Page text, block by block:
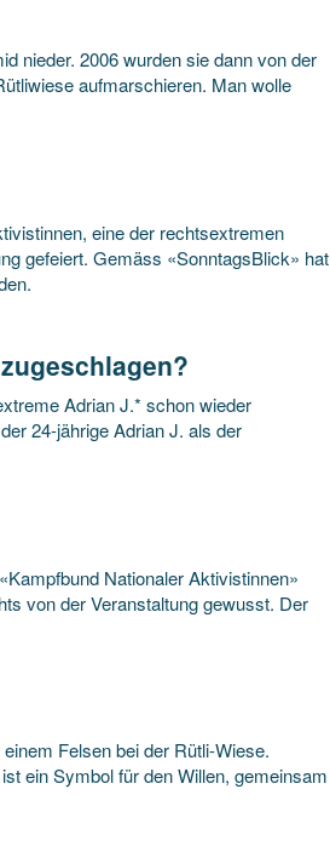
nieder. 2006 wurden sie dann von der
aufmarschieren. Man wolle
eine der rechtsextremen
gefeiert. Gemäss «SonntagsBlick» hat
Adrian J.* schon wieder
24-jährige Adrian J. als der
Nationaler Aktivistinnen»
von der Veranstaltung gewusst. Der
Felsen bei der Rütli-Wiese.
ein Symbol für den Willen, gemeinsam